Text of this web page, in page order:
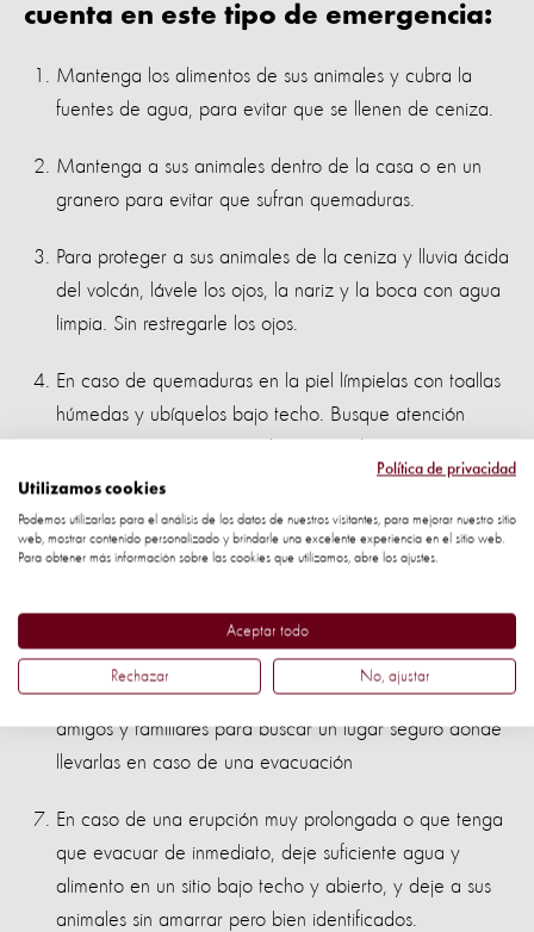
cuenta en este tipo de emergencia:
Mantenga los alimentos de sus animales y cubra la
fuentes de agua, para evitar que se llenen de ceniza.
Mantenga a sus animales dentro de la casa o en un
granero para evitar que sufran quemaduras.
Para proteger a sus animales de la ceniza y lluvia ácida
del volcán, lávele los ojos, la nariz y la boca con agua
limpia. Sin restregarle los ojos.
En caso de quemaduras en la piel límpielas con toallas
húmedas y ubíquelos bajo techo. Busque atención
ceniza que pueda ocasionar que el techo colapse con
Para proteger a sus mascotas de los efectos del volcán,
manténgalos bajo techo, además asegúrese que estén
identificados y con las vacunas al día. Hable con sus
amigos y familiares para buscar un lugar seguro donde
llevarlas en caso de una evacuación
En caso de una erupción muy prolongada o que tenga
que evacuar de inmediato, deje suficiente agua y
alimento en un sitio bajo techo y abierto, y deje a sus
animales sin amarrar pero bien identificados.
Política de privacidad
Utilizamos cookies
Podemos utilizarlas para el análisis de los datos de nuestros visitantes, para mejorar nuestro sitio
web, mostrar contenido personalizado y brindarle una excelente experiencia en el sitio web.
Para obtener más información sobre las cookies que utilizamos, abre los ajustes.
Aceptar todo
Rechazar No, ajustar